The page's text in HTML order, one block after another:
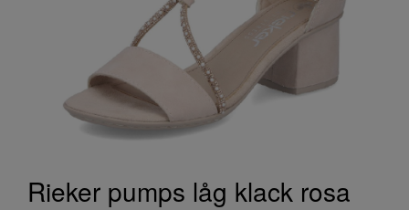
Rieker pumps låg klack rosa